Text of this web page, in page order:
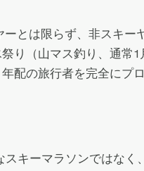
とは限らず、非スキ
り（山マス釣り、通常
配の旅行者を完全にプ
キーマラソンではなく